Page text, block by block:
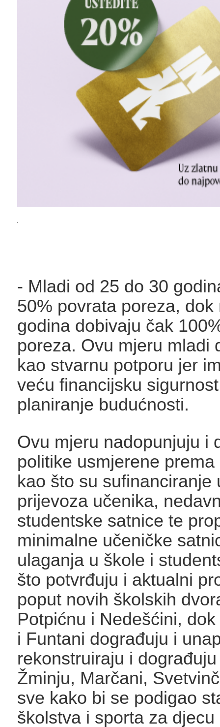
- Mladi od 25 do 30
50% povrata poreza, dok
godina dobivaju čak
poreza. Ovu mjeru mladi
kao stvarnu potporu jer
veću financijsku
planiranje budućnosti.
Ovu mjeru nadopunjuju i
politike usmjerene
kao što su sufinanciranje
prijevoza učenika,
studentske satnice te
minimalne učeničke
ulaganja u škole i
što potvrđuju i aktualni
poput novih školskih
Potpićnu i Nedešćini,
i Funtani dograđuju i
rekonstruiraju i
Žminju, Marčani,
sve kako bi se podigao
školstva i sporta za djecu